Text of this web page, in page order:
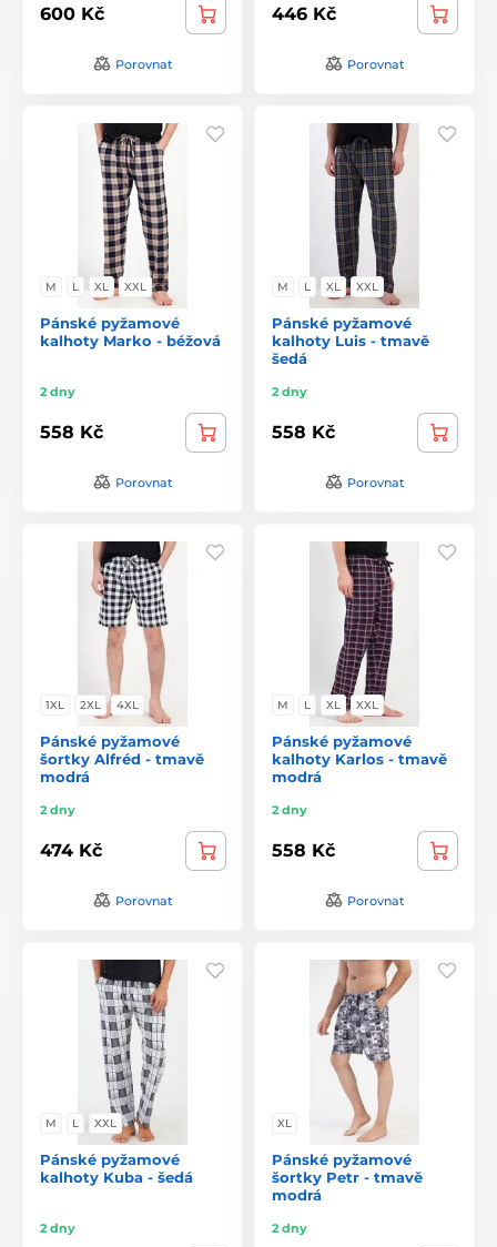
600 Kč
Porovnat
446 Kč
Porovnat
M L XL XXL
Pánské pyžamové
kalhoty Marko - béžová
2 dny
558 Kč
Porovnat
M L XL XXL
Pánské pyžamové
kalhoty Luis - tmavě
šedá
2 dny
558 Kč
Porovnat
1XL 2XL 4XL
Pánské pyžamové
šortky Alfréd - tmavě
modrá
2 dny
474 Kč
Porovnat
M L XL XXL
Pánské pyžamové
kalhoty Karlos - tmavě
modrá
2 dny
558 Kč
Porovnat
M L XXL
Pánské pyžamové
kalhoty Kuba - šedá
2 dny
XL
Pánské pyžamové
šortky Petr - tmavě
modrá
2 dny